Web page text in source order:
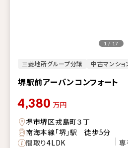
三菱地所グループ分譲 中古マンショ
堺駅前アーバンコンフォート
1 / 17
4,380 万円
堺市堺区戎島町３丁
南海本線「堺」駅 徒歩5分
間取り4LDK 専